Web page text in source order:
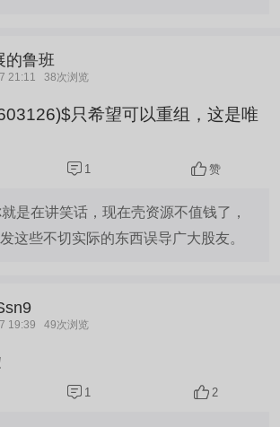
的鲁班
21:11 38次浏览
只希望可以重组，这是唯
1 赞
是在讲笑话，现在壳资源不值钱了，
这些不切实际的东西误导广大股友。
19:39 49次浏览
1 2